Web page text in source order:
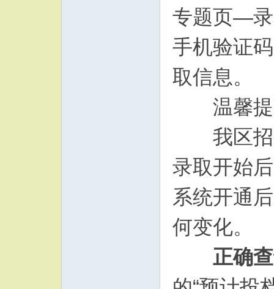
专题页—录
手机验证
取信息。
温馨提
我区招
录取开始
系统开通
何变化。
正确